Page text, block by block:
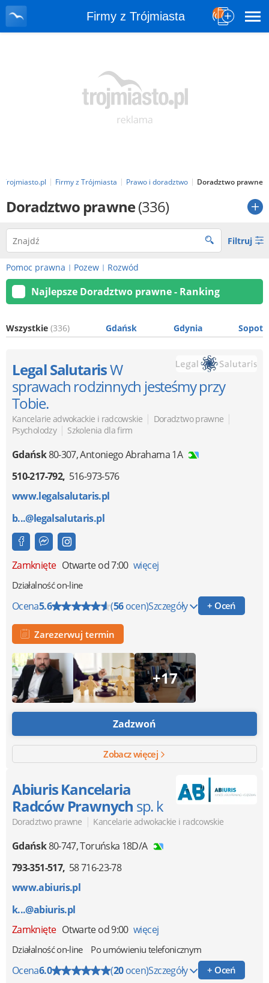
Firmy z Trójmiasta
Trojmiasto.pl Firmy z Trójmiasta Prawo i doradztwo Doradztwo prawne
Doradztwo prawne(336)
Filtruj
Pomoc prawna | Pozew | Rozwód
Najlepsze Doradztwo prawne - Ranking
Wszystkie (336) Gdańsk Gdynia Sopot
Legal SalutarisW
sprawach rodzinnych jesteśmy przy
Tobie.
Kancelarie adwokackie i radcowskie | Doradztwo prawne |
Psycholodzy | Szkolenia dla firm
Gdańsk80-307,Antoniego Abrahama 1A
510-217-792 516-973-576
www.legalsalutaris.pl
b...@legalsalutaris.pl
Zamknięte Otwarte od 7:00 więcej
Działalność on-line
Ocena5.6 (56ocen)Szczegóły + Oceń
Zarezerwuj termin
+17
Zadzwoń
Zobacz więcej
Abiuris Kancelaria
Radców Prawnych sp. k
Doradztwo prawne | Kancelarie adwokackie i radcowskie
Gdańsk80-747,Toruńska 18D/A
793-351-517 58 716-23-78
www.abiuris.pl
k...@abiuris.pl
Zamknięte Otwarte od 9:00 więcej
Działalność on-line Po umówieniu telefonicznym
Ocena6.0 (20ocen)Szczegóły + Oceń